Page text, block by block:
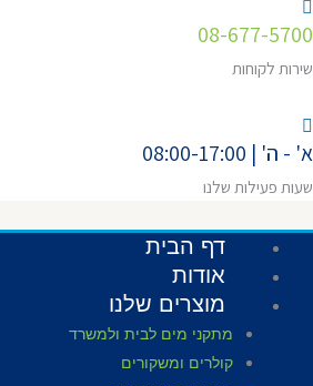
08-677-5700
שירות לקוחות
א' - ה' | 08:00-17:00
שעות פעילות שלנו
דף הבית
אודות
מוצרים שלנו
מתקני מים לבית ולמשרד
קולרים ומשקורים